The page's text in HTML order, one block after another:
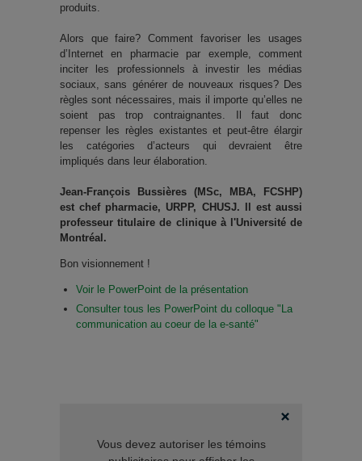
produits.
Alors que faire? Comment favoriser les usages
d’Internet en pharmacie par exemple, comment
inciter les professionnels à investir les médias
sociaux, sans générer de nouveaux risques? Des
règles sont nécessaires, mais il importe qu’elles ne
soient pas trop contraignantes. Il faut donc
repenser les règles existantes et peut-être élargir
les catégories d’acteurs qui devraient être
impliqués dans leur élaboration.
Jean-François Bussières (MSc, MBA, FCSHP)
est chef pharmacie, URPP, CHUSJ. Il est aussi
professeur titulaire de clinique à l'Université de
Montréal.
Bon visionnement !
Voir le PowerPoint de la présentation
Consulter tous les PowerPoint du colloque "La
communication au coeur de la e-santé"
Vous devez autoriser les témoins